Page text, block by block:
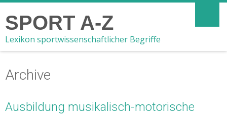
SPORT A-Z
Lexikon sportwissenschaftlicher Begriffe
Archive
Ausbildung musikalisch-motorische